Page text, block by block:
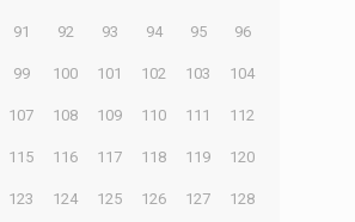
91 92 93 94 95 96
99 100 101 102 103 104
107 108 109 110 111 112
115 116 117 118 119 120
123 124 125 126 127 128